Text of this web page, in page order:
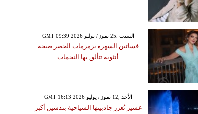
GMT 09:39 2026 السبت ,25 تموز / يوليو
فساتين السهرة بزمزمات الخصر صيحة
أنثوية تتألق بها النجمات
GMT 16:13 2026 الأحد ,12 تموز / يوليو
عسير تُعزز جاذبيتها السياحية بتدشين أكبر